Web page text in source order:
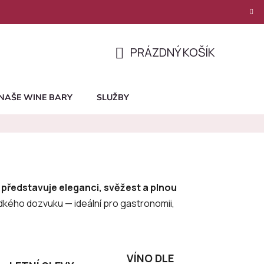
KOŠÍK
PRÁZDNÝ KOŠÍK
WINE BARY SLUŽBY
eleganci, svěžest a plnou
dozvuku — ideální pro gastronomii,
VÍNO DLE